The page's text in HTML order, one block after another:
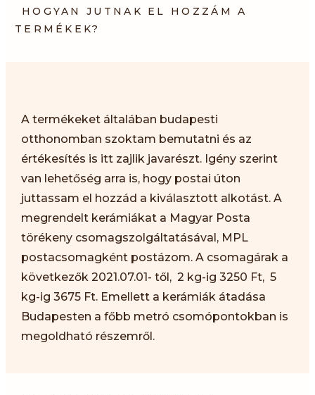
HOGYAN JUTNAK EL HOZZÁM A
TERMÉKEK?
A termékeket általában budapesti
otthonomban szoktam bemutatni és az
értékesítés is itt zajlik javarészt. Igény szerint
van lehetőség arra is, hogy postai úton
juttassam el hozzád a kiválasztott alkotást. A
megrendelt kerámiákat a Magyar Posta
törékeny csomagszolgáltatásával, MPL
postacsomagként postázom. A csomagárak a
következők 2021.07.01- től, 2 kg-ig 3250 Ft, 5
kg-ig 3675 Ft. Emellett a kerámiák átadása
Budapesten a főbb metró csomópontokban is
megoldható részemről.